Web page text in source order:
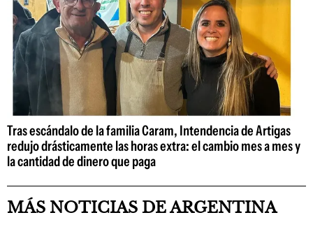
Tras escándalo de la familia Caram, Intendencia de Artigas
redujo drásticamente las horas extra: el cambio mes a mes y
la cantidad de dinero que paga
MÁS NOTICIAS DE ARGENTINA